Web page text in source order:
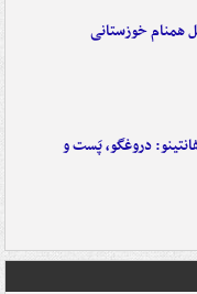
همنام خوزستانی
دروغگو، پَست‌ و